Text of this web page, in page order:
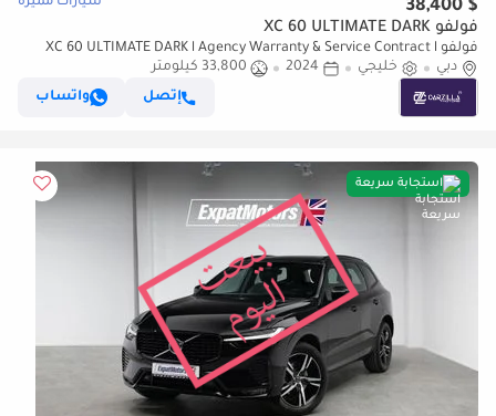
$ 38,400
فولفو XC 60 ULTIMATE DARK
فولفو XC 60 ULTIMATE DARK l Agency Warranty & Service Contract l
AED 2,742 / Monthly
دبي خليجي 2024
33,800 كيلومتر
إتصل
واتساب
استجابة سريعة